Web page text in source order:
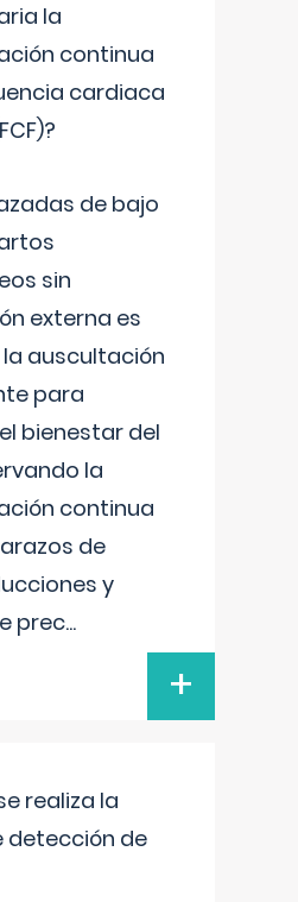
la
continua
cardiaca
de bajo
sin
externa es
auscultación
para
bienestar del
la
continua
de
y
prec...
+
realiza la
detección de